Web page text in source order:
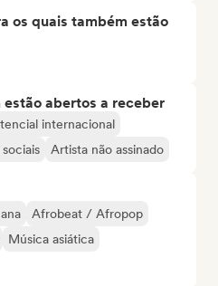
os quais também estão
abertos a receber
internacional
Artista não assinado
Afrobeat / Afropop
Música asiática